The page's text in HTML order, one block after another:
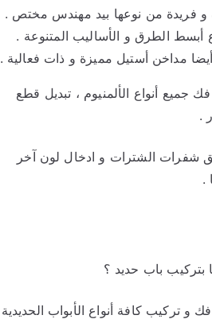
و فريدة من نوعها بيد مهندس مختص .
أبسط الطرق و الأساليب المتنوعة .
مداخن أستيل مميزة و ذات فعالية .
جميع أنواع الألمنيوم ، تبديل قطع
.
شفرات الشترات و ادخال لون آخر
.
بتركيب باب حديد ؟
و تركيب كافة أنواع الأبواب الحديدية